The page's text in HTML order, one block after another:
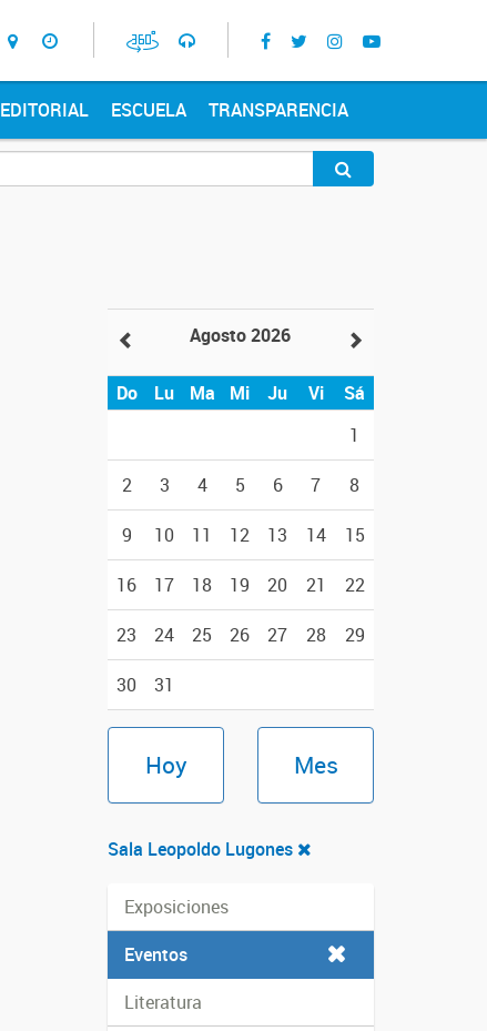
EDITORIAL ESCUELA TRANSPARENCIA
Agosto 2026
Do Lu Ma Mi Ju Vi
Sá
1
2 3 4 5 6 7 8
9 10 11 12 13 14 15
16 17 18 19 20 21 22
23 24 25 26 27 28 29
30 31
Hoy Mes
Sala Leopoldo Lugones
Exposiciones
Eventos
Literatura